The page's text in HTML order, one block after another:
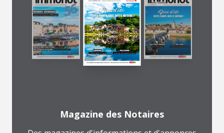
Magazine des Notaires